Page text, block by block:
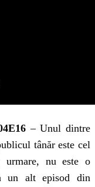
– Unul dintre
tânăr este cel
urmare, nu este o
un alt episod din